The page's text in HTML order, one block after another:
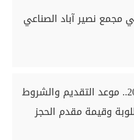
مجمع نصير آباد الصناعي
حج القرعة 2027.. موعد التقديم والشروط
وقيمة مقدم الحجز